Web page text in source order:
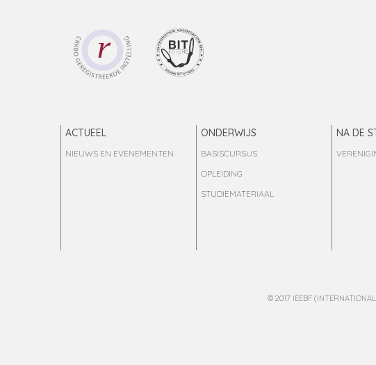
ACTUEEL
NIEUWS EN EVENEMENTEN
ONDERWIJS
BASISCURSUS
OPLEIDING
STUDIEMATERIAAL
NA DE
© 2017 IEEBF